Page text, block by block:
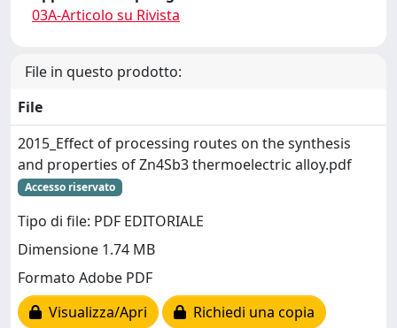
03A-Articolo su Rivista
File in questo prodotto:
File
2015_Effect of processing routes on the synthesis
and properties of Zn4Sb3 thermoelectric alloy.pdf
Accesso riservato
Tipo di file: PDF EDITORIALE
Dimensione 1.74 MB
Formato Adobe PDF
Visualizza/Apri
Richiedi una copia